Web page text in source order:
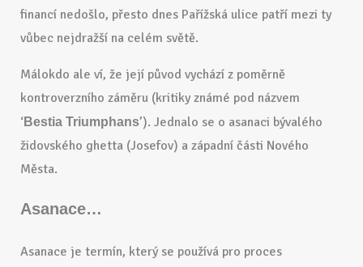
financí nedošlo, přesto dnes Pařížská ulice patří mezi ty
vůbec nejdražší na celém světě.
Málokdo ale ví, že její původ vychází z poměrně
kontroverzního záměru (kritiky známé pod názvem
‘Bestia Triumphans’). Jednalo se o asanaci bývalého
židovského ghetta (Josefov) a západní části Nového
Města.
Asanace…
Asanace je termín, který se používá pro proces